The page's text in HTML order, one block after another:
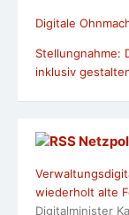
Digitale
Stellungnahme:
inklusiv
wiederholt alte
Digitalminister